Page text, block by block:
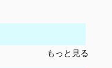
もっと見る